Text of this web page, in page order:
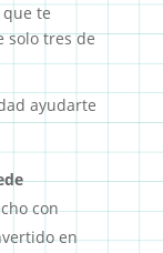
te
solo tres de
con
en